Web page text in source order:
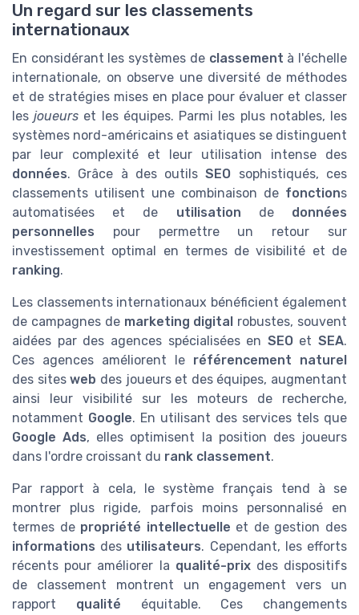
Un regard sur les classements
internationaux
En considérant les systèmes de classement à l'échelle
internationale, on observe une diversité de méthodes
et de stratégies mises en place pour évaluer et classer
lesjoueurs et les équipes. Parmi les plus notables, les
systèmes nord-américains et asiatiques se distinguent
par leur complexité et leur utilisation intense des
données. Grâce à des outilsSEO sophistiqués, ces
classements utilisent une combinaison de fonctions
automatisées et de utilisation de données
personnelles pour permettre un retour sur
investissement optimal en termes de visibilité et de
ranking.
Les classements internationaux bénéficient également
de campagnes de marketing digital robustes, souvent
aidées par des agences spécialisées en SEOet SEA.
Ces agences améliorent le référencement naturel
des sitesweb des joueurs et des équipes, augmentant
ainsi leur visibilité sur les moteurs de recherche,
notamment Google. En utilisant des services tels que
Google Ads, elles optimisent la position des joueurs
dans l'ordre croissant du rank classement.
Par rapport à cela, le système français tend à se
montrer plus rigide, parfois moins personnalisé en
termes de propriété intellectuelle et de gestion des
informations des utilisateurs. Cependant, les efforts
récents pour améliorer la qualité-prixdes dispositifs
de classement montrent un engagement vers un
rapport qualité équitable. Ces changements